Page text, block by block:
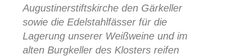
Augustinerstiftskirche den Gärkeller
sowie die Edelstahlfässer für die
Lagerung unserer Weißweine und im
alten Burgkeller des Klosters reifen